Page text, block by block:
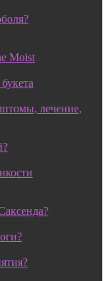
Moist
лечение,